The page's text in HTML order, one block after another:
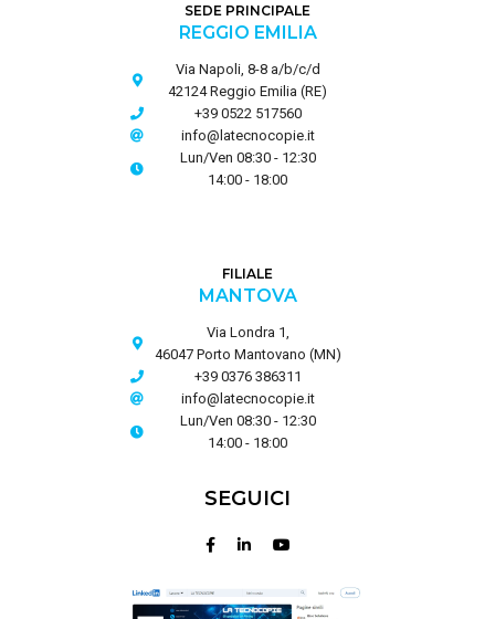
SEDE PRINCIPALE
REGGIO EMILIA
Via Napoli, 8-8 a/b/c/d
42124 Reggio Emilia (RE)
+39 0522 517560
info@latecnocopie.it
Lun/Ven 08:30 - 12:30
14:00 - 18:00
FILIALE
MANTOVA
Via Londra 1,
46047 Porto Mantovano (MN)
+39 0376 386311
info@latecnocopie.it
Lun/Ven 08:30 - 12:30
14:00 - 18:00
SEGUICI